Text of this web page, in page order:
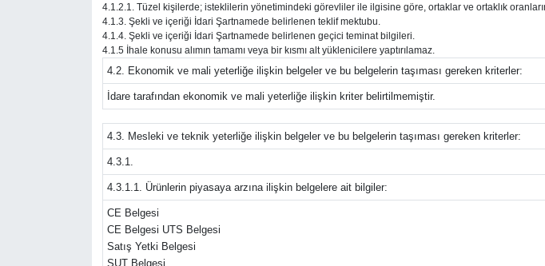
4.1.2.1. Tüzel kişilerde; isteklilerin yönetimindeki görevliler ile ilgisine göre, ortaklar ve ortaklık
4.1.3. Şekli ve içeriği İdari Şartnamede belirlenen teklif mektubu.
4.1.4. Şekli ve içeriği İdari Şartnamede belirlenen geçici teminat bilgileri.
4.1.5 İhale konusu alımın tamamı veya bir kısmı alt yüklenicilere yaptırılamaz.
4.2. Ekonomik ve mali yeterliğe ilişkin belgeler ve bu belgelerin taşıması gereken kriterler:
İdare tarafından ekonomik ve mali yeterliğe ilişkin kriter belirtilmemiştir.
4.3. Mesleki ve teknik yeterliğe ilişkin belgeler ve bu belgelerin taşıması gereken kriterler:
4.3.1.
4.3.1.1. Ürünlerin piyasaya arzına ilişkin belgelere ait bilgiler:
CE Belgesi
CE Belgesi UTS Belgesi
Satış Yetki Belgesi
SUT Belgesi
Teknoloji ve Bilim
Televizyon